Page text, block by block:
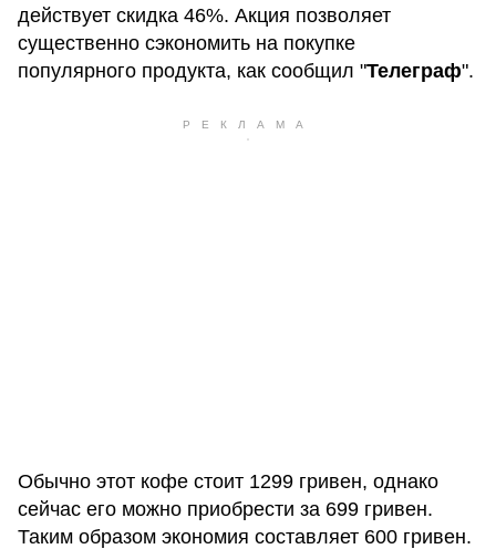
действует скидка 46%. Акция позволяет
существенно сэкономить на покупке
популярного продукта, как сообщил "Телеграф".
Обычно этот кофе стоит 1299 гривен, однако
сейчас его можно приобрести за 699 гривен.
Таким образом экономия составляет 600 гривен.